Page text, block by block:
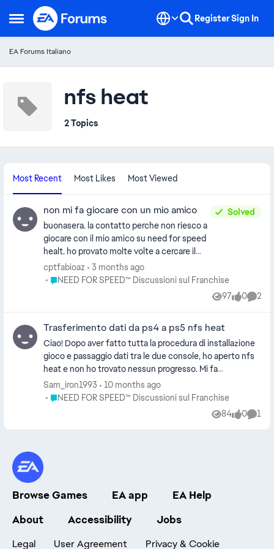
Open Side Menu
Skip to content RegisterSign In
EA Forums Italiano
nfs heat
2 Topics
Most Recent Most Likes Most Viewed
non mi fa giocare con un mio amico
buonasera. la contatto perche non riesco a
giocare con il mio amico su need for speed
healt. ho provato molte volte a cercare il
giocatore ma mi da 0 risposte. entrambi
abbiamo attivato il crosspaly dato che io
Solved
cptfabioaz
3 months ago
Place NEED FOR SPEED™ Discussioni sul Franchise
NEED FOR SPEED™ Discussioni sul Franchise
97
Views 0
likes 2
Trasferimento dati da ps4 a ps5 nfs heat
Ciao! Dopo aver fatto tutta la procedura di installazione
gioco e passaggio dati tra le due console, ho aperto nfs
heat e non ho trovato nessun progresso. Mi fa
cominciare da capo. Quindi la mia domanda è, pur avendo
gli account EA e ps collegati, come mai non vedo i
ammetto di essere in crisi 😂 Grazie a tutti raga!
Sam_iron1993
10 months ago
Place NEED FOR SPEED™ Discussioni sul Franchise
NEED FOR SPEED™ Discussioni sul Franchise
84
Views 0
likes 1
Browse Games EA app
EA Help
About
Accessibility Jobs
Legal User Agreement Privacy & Cookie